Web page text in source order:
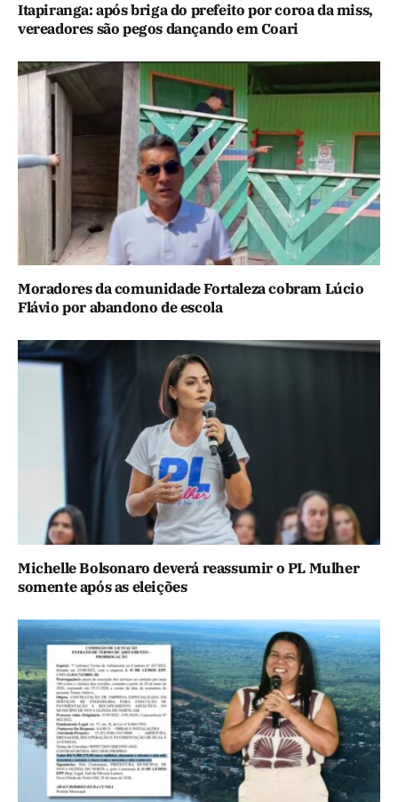
Itapiranga: após briga do prefeito por coroa da miss,
vereadores são pegos dançando em Coari
Moradores da comunidade Fortaleza cobram Lúcio
Flávio por abandono de escola
Michelle Bolsonaro deverá reassumir o PL Mulher
somente após as eleições